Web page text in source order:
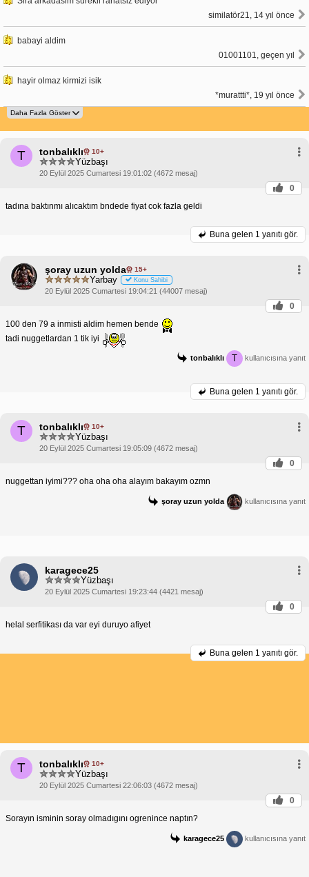
similatör21, 14 yıl önce
babayi aldim
01001101, geçen yıl
hayir olmaz kirmizi isik
*murattti*, 19 yıl önce
T tonbalıklı 10+
Yüzbaşı
20 Eylül 2025 Cumartesi 19:01:02 (4672 mesaj)
0
tadına baktınmı alıcaktım bndede fiyat cok fazla geldi
Buna gelen 1 yanıtı gör.
şoray uzun yolda 15+
Yarbay Konu Sahibi
20 Eylül 2025 Cumartesi 19:04:21 (44007 mesaj)
0
100 den 79 a inmisti aldim hemen bende
tadi nuggetlardan 1 tik iyi
tonbalıklı T kullanıcısına yanıt
Buna gelen 1 yanıtı gör.
T tonbalıklı 10+
Yüzbaşı
20 Eylül 2025 Cumartesi 19:05:09 (4672 mesaj)
0
nuggettan iyimi??? oha oha oha alayım bakayım ozmn
şoray uzun yolda kullanıcısına yanıt
karagece25
Yüzbaşı
20 Eylül 2025 Cumartesi 19:23:44 (4421 mesaj)
0
helal serfitikası da var eyi duruyo afiyet
Buna gelen 1 yanıtı gör.
T tonbalıklı 10+
Yüzbaşı
20 Eylül 2025 Cumartesi 22:06:03 (4672 mesaj)
0
Sorayın isminin soray olmadıgını ogrenince naptın?
karagece25 kullanıcısına yanıt